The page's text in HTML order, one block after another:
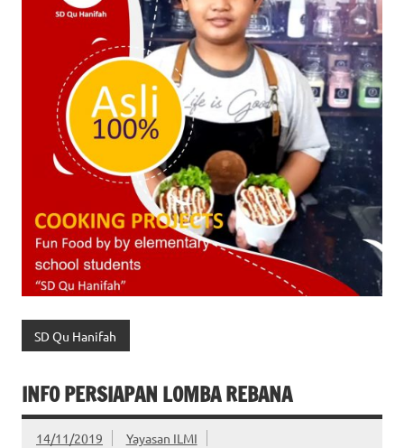
SD Qu Hanifah
INFO PERSIAPAN LOMBA REBANA
14/11/2019 Yayasan ILMI